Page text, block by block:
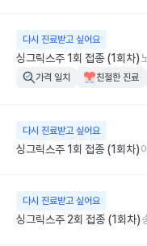
다시 진료받고 싶어요
싱그릭스주 1회 접종 (1회차)
가격 일치 친절한 진료
다시 진료받고 싶어요
싱그릭스주 1회 접종 (1회차)
다시 진료받고 싶어요
싱그릭스주 2회 접종 (1회차)